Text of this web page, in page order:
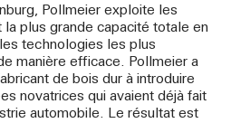
Pollmeier exploite les
la plus grande capacité totale en
technologies les plus
manière efficace. Pollmeier a
de bois dur à introduire
novatrices qui avaient déjà fait
automobile. Le résultat est